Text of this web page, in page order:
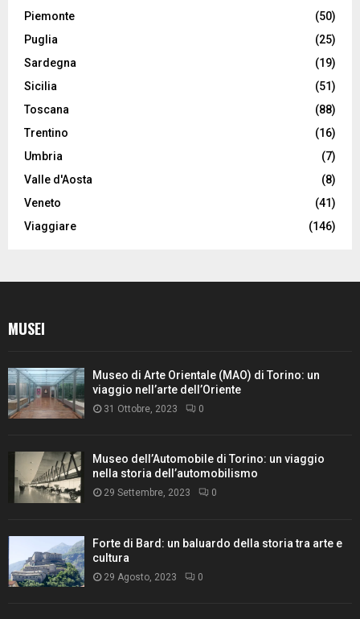
Piemonte
(50)
Puglia
(25)
Sardegna
(19)
Sicilia
(51)
Toscana
(88)
Trentino
(16)
Umbria
(7)
Valle d'Aosta
(8)
Veneto
(41)
Viaggiare
(146)
MUSEI
Museo di Arte Orientale (MAO) di Torino: un
viaggio nell’arte dell’Oriente
31 Ottobre, 2023 0
Museo dell’Automobile di Torino: un viaggio
nella storia dell’automobilismo
29 Settembre, 2023 0
Forte di Bard: un baluardo della storia tra arte e
cultura
29 Agosto, 2023 0